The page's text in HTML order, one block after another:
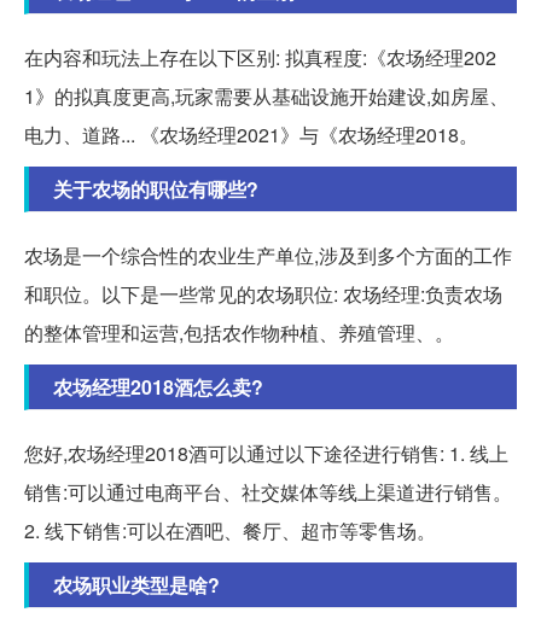
在内容和玩法上存在以下区别: 拟真程度:《农场经理202
1》的拟真度更高,玩家需要从基础设施开始建设,如房屋、
电力、道路... 《农场经理2021》与《农场经理2018。
关于农场的职位有哪些?
农场是一个综合性的农业生产单位,涉及到多个方面的工作
和职位。以下是一些常见的农场职位: 农场经理:负责农场
的整体管理和运营,包括农作物种植、养殖管理、。
农场经理2018酒怎么卖?
您好,农场经理2018酒可以通过以下途径进行销售: 1. 线上
销售:可以通过电商平台、社交媒体等线上渠道进行销售。
2. 线下销售:可以在酒吧、餐厅、超市等零售场。
农场职业类型是啥?